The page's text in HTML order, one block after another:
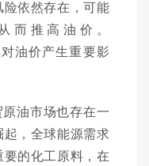
依然存在，可能
而推高油价。
油价产生重要影
油市场也存在一
，全球能源需求
的化工原料，在